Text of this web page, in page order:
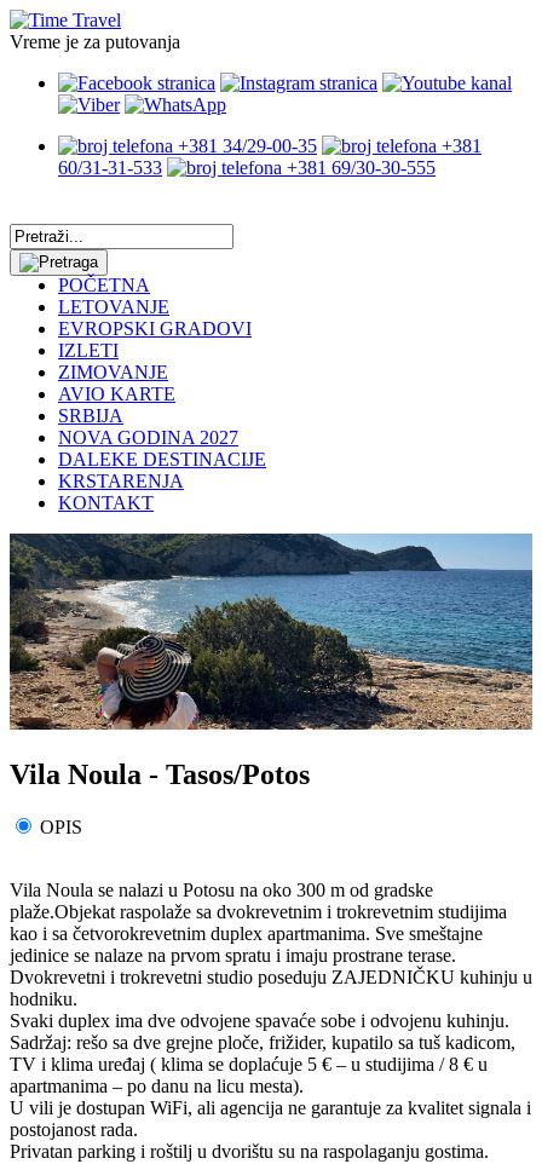
Vreme je za putovanja
+381 34/29-00-35
+381
60/31-31-533
+381 69/30-30-555
POČETNA
LETOVANJE
EVROPSKI GRADOVI
IZLETI
ZIMOVANJE
AVIO KARTE
SRBIJA
NOVA GODINA 2027
DALEKE DESTINACIJE
KRSTARENJA
KONTAKT
Vila Noula - Tasos/Potos
OPIS
Vila Noula se nalazi u Potosu na oko 300 m od gradske
plaže.Objekat raspolaže sa dvokrevetnim i trokrevetnim studijima
kao i sa četvorokrevetnim duplex apartmanima. Sve smeštajne
jedinice se nalaze na prvom spratu i imaju prostrane terase.
Dvokrevetni i trokrevetni studio poseduju ZAJEDNIČKU kuhinju u
hodniku.
Svaki duplex ima dve odvojene spavaće sobe i odvojenu kuhinju.
Sadržaj: rešo sa dve grejne ploče, frižider, kupatilo sa tuš kadicom,
TV i klima uređaj ( klima se doplaćuje 5 € – u studijima / 8 € u
apartmanima – po danu na licu mesta).
U vili je dostupan WiFi, ali agencija ne garantuje za kvalitet signala i
postojanost rada.
Privatan parking i roštilj u dvorištu su na raspolaganju gostima.